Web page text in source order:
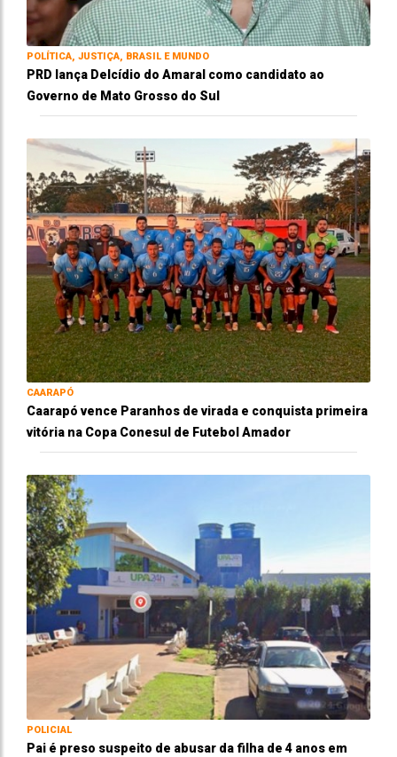
POLÍTICA, JUSTIÇA, BRASIL E MUNDO
PRD lança Delcídio do Amaral como candidato ao
Governo de Mato Grosso do Sul
CAARAPÓ
Caarapó vence Paranhos de virada e conquista primeira
vitória na Copa Conesul de Futebol Amador
POLICIAL
Pai é preso suspeito de abusar da filha de 4 anos em